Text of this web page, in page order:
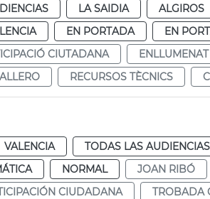
LA SAIDIA ALGIROS
EN PORTADA
EN
CIUTADANA
RECURSOS TÈCNICS
VALENCIA TODAS LAS AUDIENCIAS
NORMAL
JOAN RIBÓ
CIUDADANA
TROBADA